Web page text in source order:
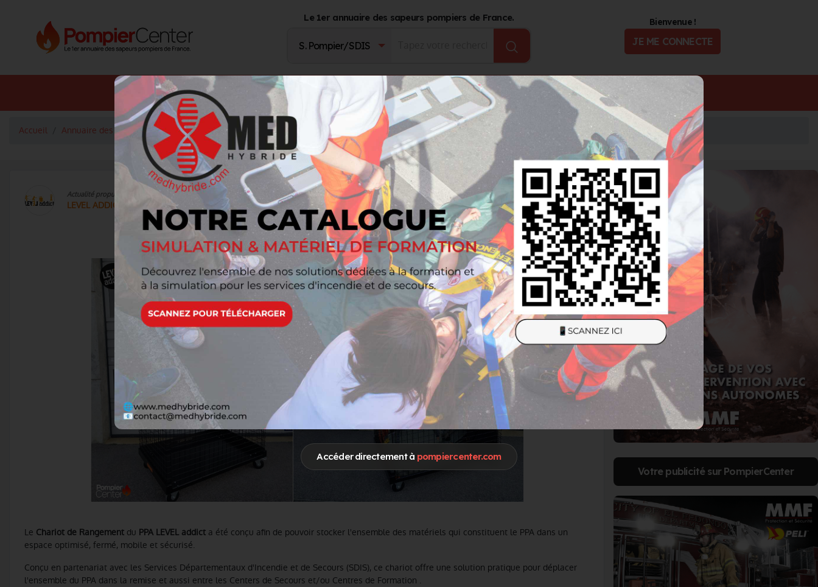
Accéder directement à pompiercenter.com
Le 1er annuaire des sapeurs pompiers de France. Bienvenue !
JE ME CONNECTE
Annuaire SDIS Annuaire Fournisseurs Catalogue Produits Journal d'actualité Offres d'Emploi
Accueil Annuaire des fournisseurs Sport LEVEL ADDICT Chariot pour PPA Made In France
Actualité propulsée par
LEVEL ADDICT
Chariot pour PPA Made In France
Le Chariot de Rangement du PPA LEVEL addict a été conçu afin de pouvoir stocker l'ensemble des matériels qui constituent le PPA dans un
espace optimisé, fermé, mobile et sécurisé.
Conçu en partenariat avec les Services Départementaux d'Incendie et de Secours (SDIS), ce chariot offre une solution pratique pour déplacer
l'ensemble du PPA dans la remise et aussi entre les Centers de Secours et/ou Centres de Formation .
Votre publicité sur PompierCenter